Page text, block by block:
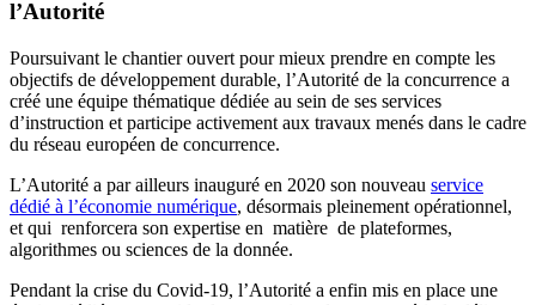
l’Autorité
Poursuivant le chantier ouvert pour mieux prendre en compte les
objectifs de développement durable, l’Autorité de la concurrence a
créé une équipe thématique dédiée au sein de ses services
d’instruction et participe activement aux travaux menés dans le cadre
du réseau européen de concurrence.
L’Autorité a par ailleurs inauguré en 2020 son nouveau service
dédié à l’économie numérique, désormais pleinement opérationnel,
et qui renforcera son expertise en matière de plateformes,
algorithmes ou sciences de la donnée.
Pendant la crise du Covid-19, l’Autorité a enfin mis en place une